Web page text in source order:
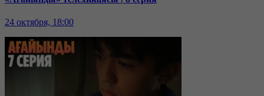
24 октября, 18:00